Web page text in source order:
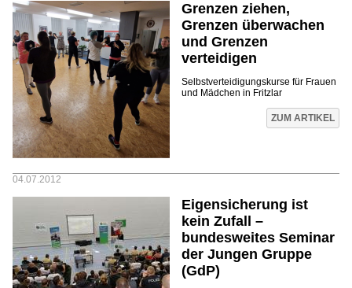
Grenzen ziehen,
Grenzen überwachen
und Grenzen
verteidigen
Selbstverteidigungskurse für Frauen
und Mädchen in Fritzlar
ZUM ARTIKEL
04.07.2012
Eigensicherung ist
kein Zufall –
bundesweites Seminar
der Jungen Gruppe
(GdP)